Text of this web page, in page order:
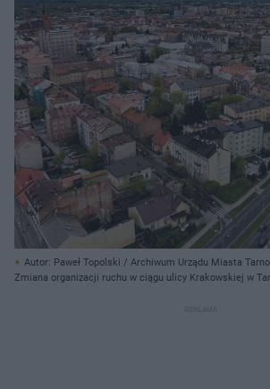
Autor: Paweł Topolski / Archiwum Urządu Miasta
prasowe
Zmiana organizacji ruchu w ciągu ulicy Krakowskiej w